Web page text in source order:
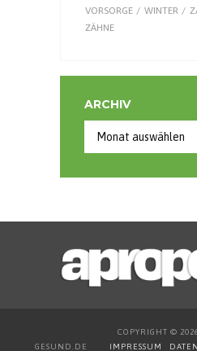
VORSORGE
WINTER
ZÄHNE
ARCHIV
COPYRIGHT ©
GESUND.DE IMPRESSUM